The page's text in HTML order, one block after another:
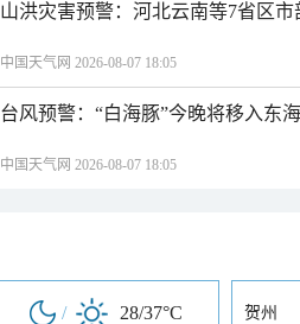
山洪灾害预警：河北云南等7省区
中国天气网 2026-08-07 18:05
台风预警：“白海豚”今晚将移入东
中国天气网 2026-08-07 18:05
/ 28/37°C 贺州